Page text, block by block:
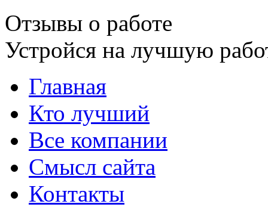
Отзывы о работе
Устройся на лучшую
Главная
Кто лучший
Все компании
Смысл сайта
Контакты